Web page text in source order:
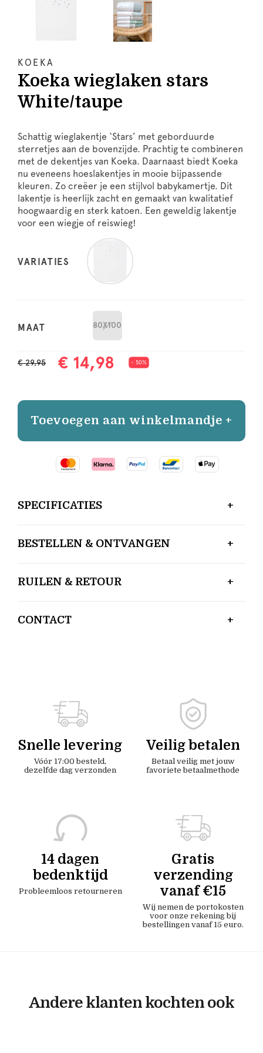
KOEKA
Koeka wieglaken stars
White/taupe
Schattig wieglakentje ‘Stars’ met geborduurde
sterretjes aan de bovenzijde. Prachtig te combineren
met de dekentjes van Koeka. Daarnaast biedt Koeka
nu eveneens hoeslakentjes in mooie bijpassende
kleuren. Zo creëer je een stijlvol babykamertje. Dit
lakentje is heerlijk zacht en gemaakt van kwalitatief
hoogwaardig en sterk katoen. Een geweldig lakentje
voor een wiegje of reiswieg!
VARIATIES
MAAT 80X100
€ 29,95 € 14,98 - 50%
Toevoegen aan winkelmandje +
SPECIFICATIES
BESTELLEN & ONTVANGEN
RUILEN & RETOUR
CONTACT
Snelle levering
Vóór 17:00 besteld,
dezelfde dag verzonden
Veilig betalen
Betaal veilig met jouw
favoriete betaalmethode
14 dagen
bedenktijd
Probleemloos retourneren
Gratis
verzending
vanaf €15
Wij nemen de portokosten
voor onze rekening bij
bestellingen vanaf 15 euro.
Andere klanten kochten ook